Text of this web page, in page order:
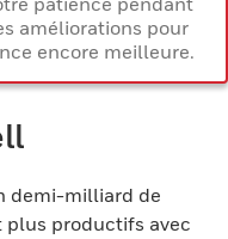
améliorations pour
encore meilleure.
demi-milliard de
productifs avec